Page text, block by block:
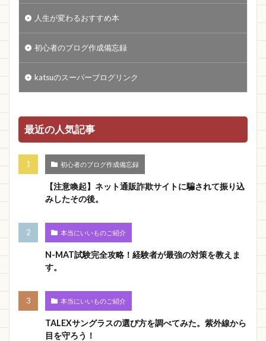
人生が変わるおすすめ本
初心者のブログ作成備忘録
katsuのスーパーブログリンク
最近の人気記事
初心者のブログ作成備忘録
【注意喚起】ネット通販詐欺サイトに騙されて振り込
みしたその後。
本当にいいものご紹介
N-MAT試験完全攻略！経験者が最強の対策を教えま
す。
本当にいいものご紹介
TALEXサングラスの選び方を調べてみた。紫外線から
目を守ろう！